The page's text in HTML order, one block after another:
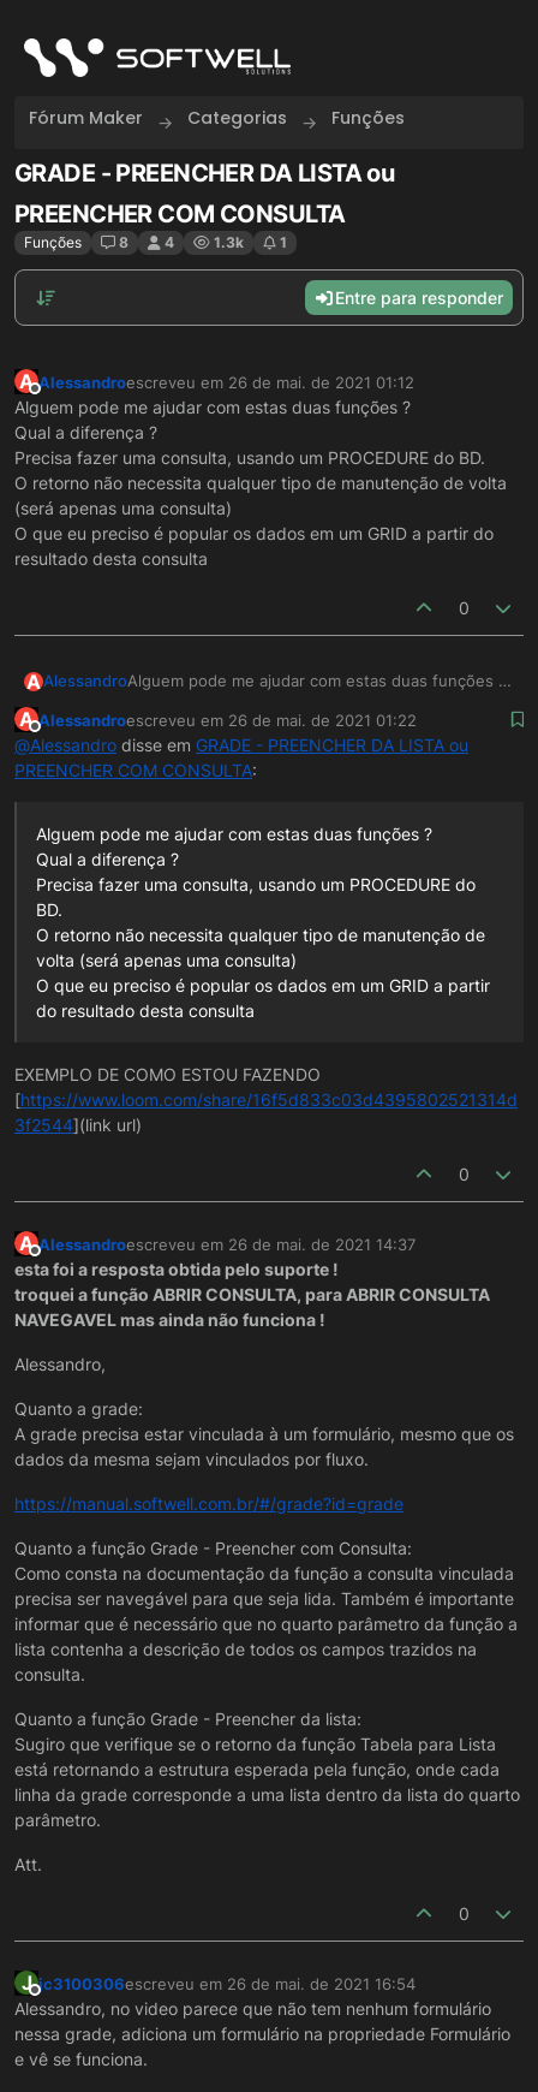
Fórum Maker Categorias Funções
GRADE - PREENCHER DA LISTA ou
PREENCHER COM CONSULTA
Funções 8 4 1.3k 1
Entre para responder
A
Offline
Alessandroescreveu em 26 de mai. de 2021 01:12
última edição por
Alguem pode me ajudar com estas duas funções ?
Qual a diferença ?
Precisa fazer uma consulta, usando um PROCEDURE do BD.
O retorno não necessita qualquer tipo de manutenção de volta
(será apenas uma consulta)
O que eu preciso é popular os dados em um GRID a partir do
resultado desta consulta
0
AAlessandroAlguem pode me ajudar com estas duas funções ?
Precisa fazer uma consulta, usando um
PROCEDURE do BD.
O retorno não necessita qualquer tipo de
a partir do resultado desta consulta
A
Offline
Alessandroescreveu em 26 de mai. de 2021 01:22
última edição por
@Alessandro disse em GRADE - PREENCHER DA LISTA ou
PREENCHER COM CONSULTA:
Alguem pode me ajudar com estas duas funções ?
Qual a diferença ?
Precisa fazer uma consulta, usando um PROCEDURE do
BD.
O retorno não necessita qualquer tipo de manutenção de
volta (será apenas uma consulta)
O que eu preciso é popular os dados em um GRID a partir
do resultado desta consulta
EXEMPLO DE COMO ESTOU FAZENDO
[https://www.loom.com/share/16f5d833c03d4395802521314d
3f2544](link url)
0
A
Offline
Alessandroescreveu em 26 de mai. de 2021 14:37
última edição por
esta foi a resposta obtida pelo suporte !
troquei a função ABRIR CONSULTA, para ABRIR CONSULTA
NAVEGAVEL mas ainda não funciona !
Alessandro,
Quanto a grade:
A grade precisa estar vinculada à um formulário, mesmo que os
dados da mesma sejam vinculados por fluxo.
https://manual.softwell.com.br/#/grade?id=grade
Quanto a função Grade - Preencher com Consulta:
Como consta na documentação da função a consulta vinculada
precisa ser navegável para que seja lida. Também é importante
informar que é necessário que no quarto parâmetro da função a
lista contenha a descrição de todos os campos trazidos na
consulta.
Quanto a função Grade - Preencher da lista:
Sugiro que verifique se o retorno da função Tabela para Lista
está retornando a estrutura esperada pela função, onde cada
linha da grade corresponde a uma lista dentro da lista do quarto
parâmetro.
Att.
0
J
Offline
jc3100306escreveu em 26 de mai. de 2021 16:54
última edição por
Alessandro, no video parece que não tem nenhum formulário
nessa grade, adiciona um formulário na propriedade Formulário
e vê se funciona.